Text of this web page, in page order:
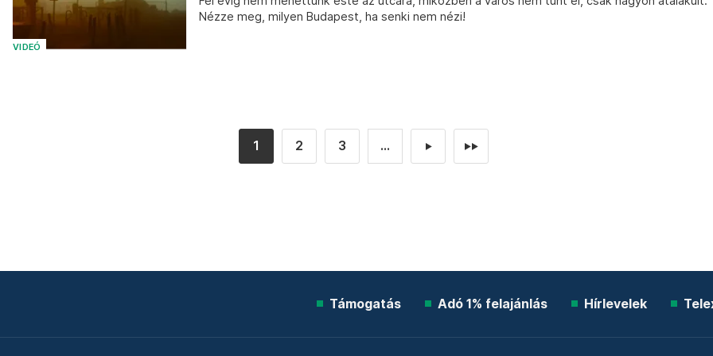
VIDEÓ
Nézze meg, milyen Budapest, ha senki nem nézi!
1 2 3 ... ► ►►
Támogatás Adó 1% felajánlás Hírlevelek